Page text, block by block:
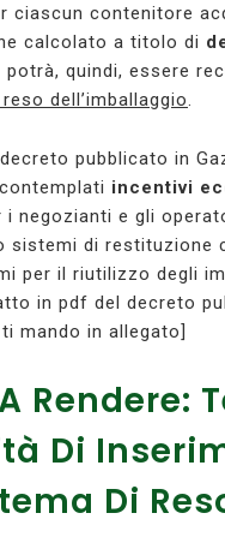
ciascun contenitore
calcolato a titolo di
potrà, quindi, essere
dell’imballaggio.
pubblicato in
incentivi
i negozianti e gli
sistemi di restituzione
per il riutilizzo degli
in pdf del decreto
mando in allegato]
Rendere:
Di
Di